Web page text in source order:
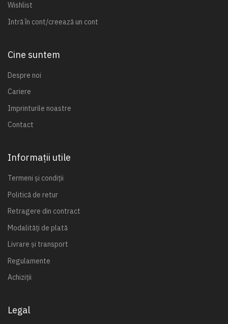
Wishlist
Intră în cont/creează un cont
Cine suntem
Despre noi
Cariere
Imprinturile noastre
Contact
Informații utile
Termeni și condiții
Politică de retur
Retragere din contract
Modalități de plată
Livrare și transport
Regulamente
Achiziții
Legal